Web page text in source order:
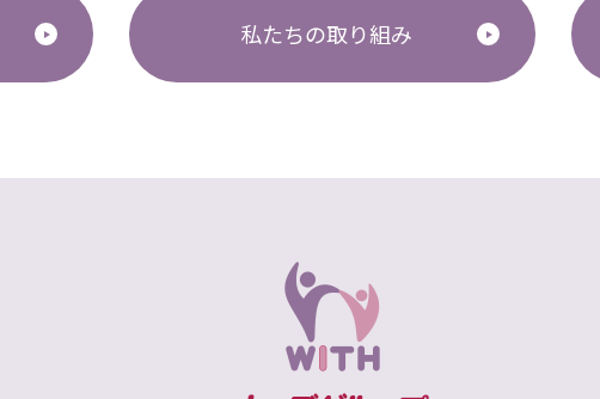
私たちの取り組み